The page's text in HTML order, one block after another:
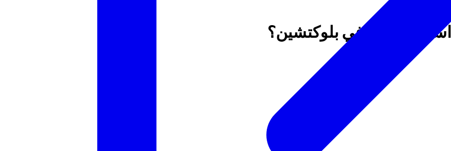
الثقة في بلوكتشين؟